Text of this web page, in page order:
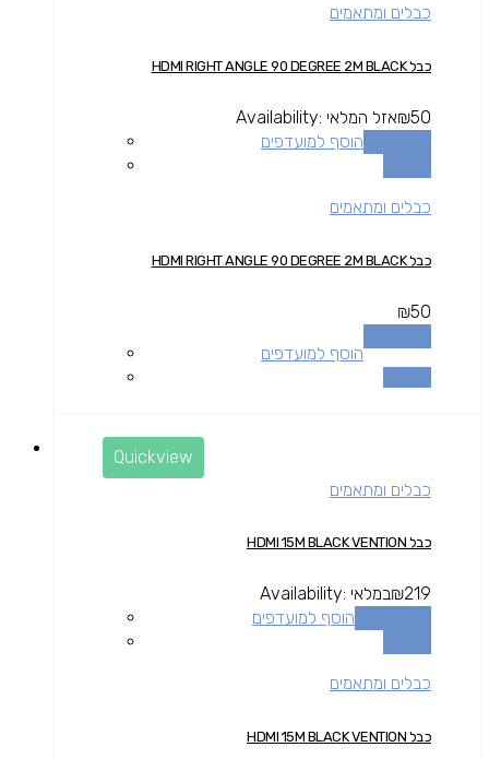
כבלים ומתאמים
כבל HDMI RIGHT ANGLE 90 DEGREE 2M BLACK
₪50
Availability: אזל המלאי
הוסף למועדפים
כבלים ומתאמים
כבל HDMI RIGHT ANGLE 90 DEGREE 2M BLACK
₪50
הוסף למועדפים
Quickview
כבלים ומתאמים
כבל HDMI 15M BLACK VENTION
₪219
Availability: במלאי
הוסף למועדפים
כבלים ומתאמים
כבל HDMI 15M BLACK VENTION